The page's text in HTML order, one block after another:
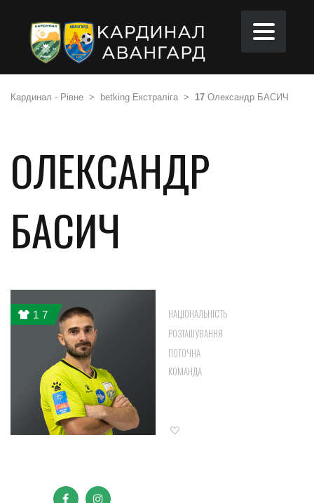
Кардинал - Рівне > betking Екстраліга > 17 Олександр БАСИЧ
ОЛЕКСАНДР
БАСИЧ
17 НАЦІОНАЛЬНІСТЬ
РОЗТАШУВАННЯ
ПОТОЧНА
КОМАНДА